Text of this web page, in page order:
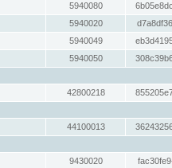
5940080
5940020
5940049
5940050
42800218
44100013
9430020